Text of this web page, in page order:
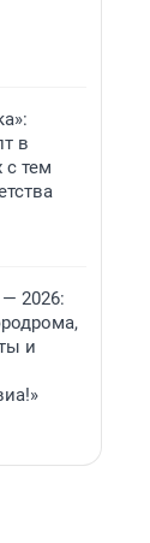
в
тем
2026:
и